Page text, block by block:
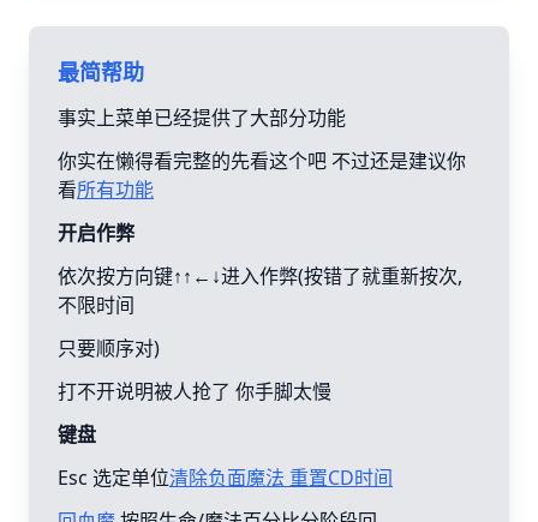
最简帮助
事实上菜单已经提供了大部分功能
你实在懒得看完整的先看这个吧 不过还是建议你
看所有功能
开启作弊
依次按方向键↑↑←↓进入作弊(按错了就重新按次,
不限时间
只要顺序对)
打不开说明被人抢了 你手脚太慢
键盘
Esc 选定单位清除负面魔法 重置CD时间